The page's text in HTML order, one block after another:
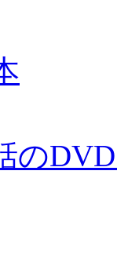
の